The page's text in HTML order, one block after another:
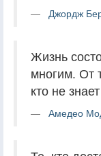
Джордж
Жизнь
многим. От
кто не
Амедео